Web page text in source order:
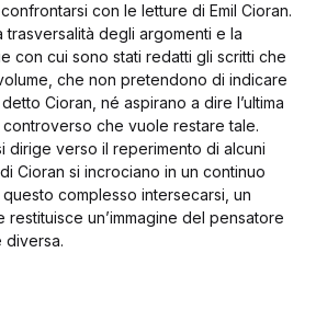
con le letture di Emil Cioran.
degli argomenti e la
con cui sono stati redatti gli scritti che
che non pretendono di indicare
Cioran, né aspirano a dire l’ultima
che vuole restare tale.
dirige verso il reperimento di alcuni
Cioran si incrociano in un continuo
complesso intersecarsi, un
restituisce un’immagine del pensatore
diversa.